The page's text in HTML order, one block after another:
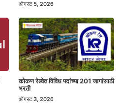
ऑगस्ट 5, 2026
कोकण रेल्वेत विविध पदांच्या 201 जागांसाठी
भरती
ऑगस्ट 3, 2026